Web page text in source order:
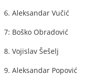
6. Aleksandar Vučić
7: Boško Obradović
8. Vojislav Šešelj
9. Aleksandar Popović